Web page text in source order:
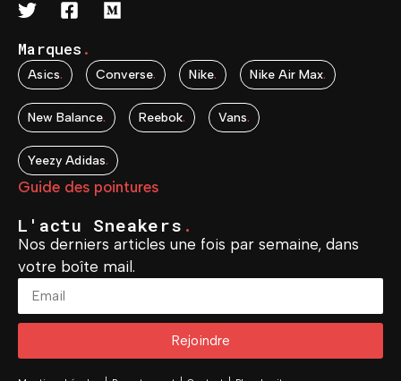
Marques .
Asics. Converse. Nike. Nike Air Max.
New Balance. Reebok. Vans.
Yeezy Adidas.
Guide des pointures
L'actu Sneakers .
Nos derniers articles une fois par semaine, dans
votre boîte mail.
Rejoindre